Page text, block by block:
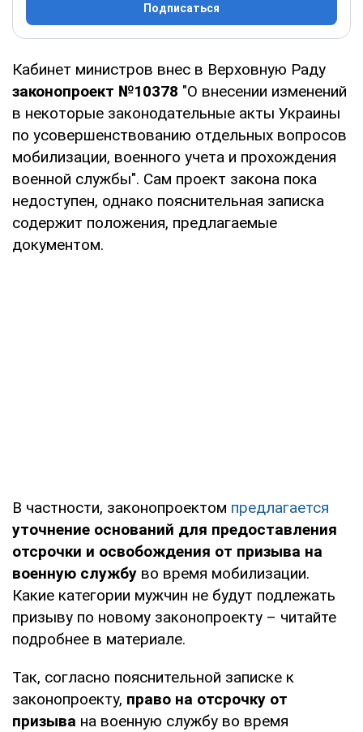
Подписаться
Кабинет министров внес в Верховную Раду
законопроект №10378 "О внесении изменений
в некоторые законодательные акты Украины
по усовершенствованию отдельных вопросов
мобилизации, военного учета и прохождения
военной службы". Сам проект закона пока
недоступен, однако пояснительная записка
содержит положения, предлагаемые
документом.
В частности, законопроектом предлагается
уточнение оснований для предоставления
отсрочки и освобождения от призыва на
военную службу во время мобилизации.
Какие категории мужчин не будут подлежать
призыву по новому законопроекту – читайте
подробнее в материале.
Так, согласно пояснительной записке к
законопроекту, право на отсрочку от
призыва на военную службу во время